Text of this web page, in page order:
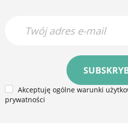
Akceptuję ogólne warunki
prywatności